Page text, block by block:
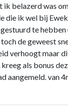
ik belazerd was
die ik wel bij
te
de geweest
verhoogt maar
als bonus
aangemeld. van